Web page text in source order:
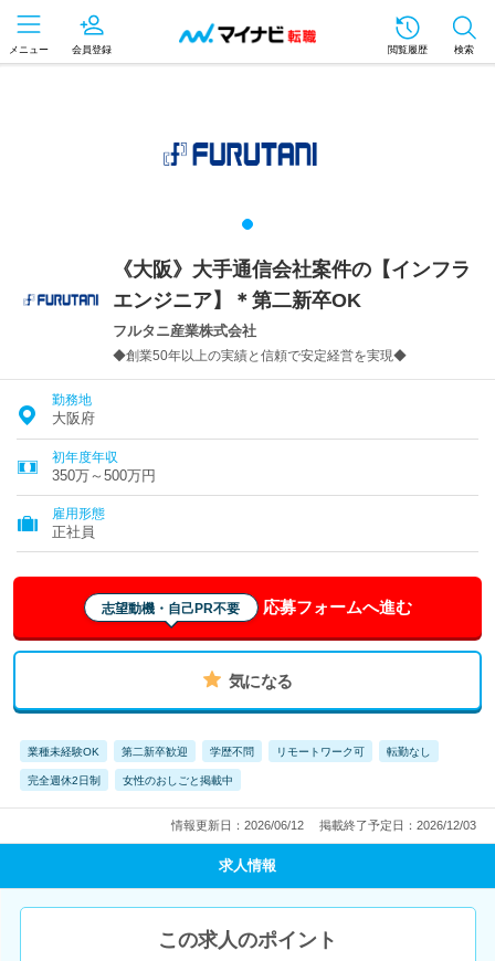
メニュー 会員登録 閲覧履歴 検索
《大阪》大手通信会社案件の【インフラ
エンジニア】＊第二新卒OK
フルタニ産業株式会社
◆創業50年以上の実績と信頼で安定経営を実現◆
勤務地
大阪府
初年度年収
350万～500万円
雇用形態
正社員
志望動機・自己PR不要 応募フォームへ進む
気になる
業種未経験OK 第二新卒歓迎 学歴不問 リモートワーク可 転勤なし
完全週休2日制 女性のおしごと掲載中
情報更新日：2026/06/12 掲載終了予定日：2026/12/03
求人情報
この求人のポイント